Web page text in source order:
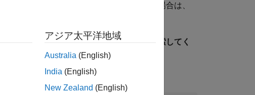
も応募資格に一致する求人が見つからない場合は、
取ることができます。
人を見つけるには、所在地を指定して検索してく
アジア太平洋地域
Australia (English)
India (English)
New Zealand (English)